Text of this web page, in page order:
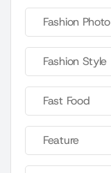
Fashion Photo
Fashion Style
Fast Food
Feature